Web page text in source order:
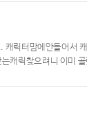
캐릭터맘에안들어서
캐릭찾으려니 이미